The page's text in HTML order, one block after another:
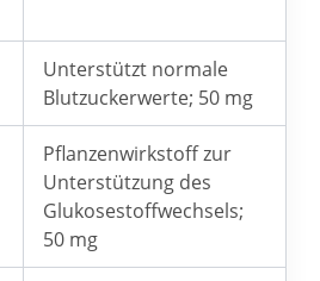
Unterstützt normale
Blutzuckerwerte; 50 mg
Pflanzenwirkstoff zur
Unterstützung des
Glukosestoffwechsels;
50 mg